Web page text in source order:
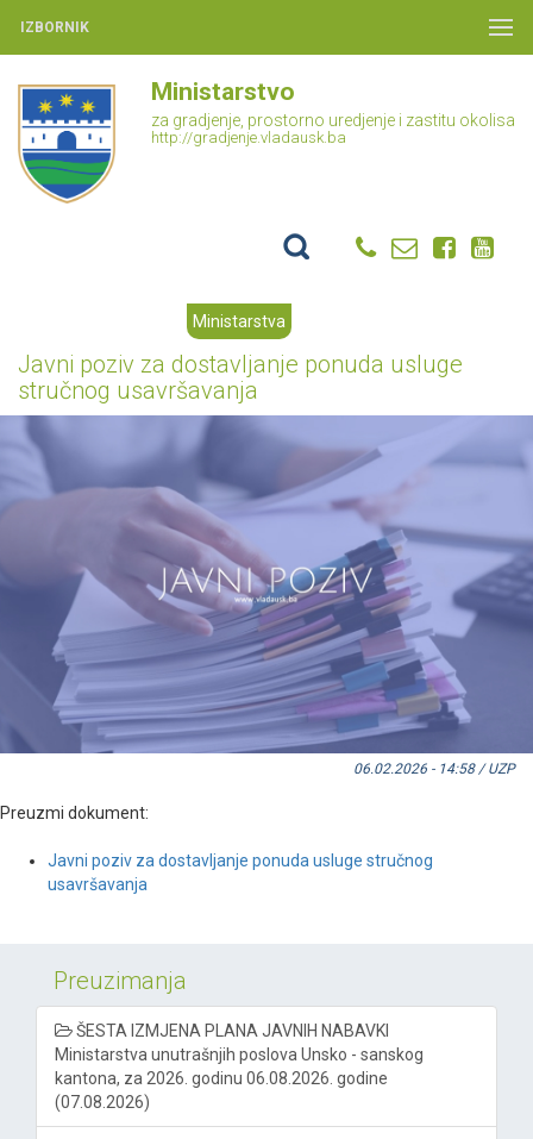
IZBORNIK
Ministarstvo
za gradjenje, prostorno uredjenje i zastitu okolisa
http://gradjenje.vladausk.ba
Ministarstva
Javni poziv za dostavljanje ponuda usluge
stručnog usavršavanja
06.02.2026 - 14:58 / UZP
Preuzmi dokument:
Javni poziv za dostavljanje ponuda usluge stručnog
usavršavanja
Preuzimanja
ŠESTA IZMJENA PLANA JAVNIH NABAVKI
Ministarstva unutrašnjih poslova Unsko - sanskog
kantona, za 2026. godinu 06.08.2026. godine
(07.08.2026)